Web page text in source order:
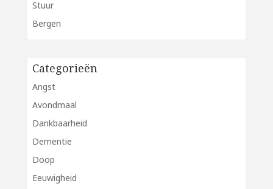
Stuur
Bergen
Categorieën
Angst
Avondmaal
Dankbaarheid
Dementie
Doop
Eeuwigheid